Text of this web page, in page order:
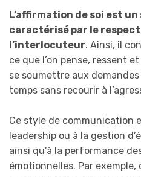
L’affirmation de soi est
caractérisé par le respect
l’interlocuteur. Ainsi, il
ce que l’on pense, ressent
se soumettre aux demandes
temps sans recourir à
Ce style de communication
leadership ou à la gestion
ainsi qu’à la performance
émotionnelles. Par